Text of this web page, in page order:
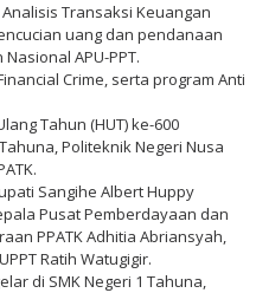
Transaksi Keuangan
uang dan pendanaan
APU-PPT.
Crime, serta program Anti
Tahun (HUT) ke-600
Politeknik Negeri Nusa
Sangihe Albert Huppy
Pusat Pemberdayaan dan
PPATK Adhitia Abriansyah,
Ratih Watugigir.
di SMK Negeri 1 Tahuna,